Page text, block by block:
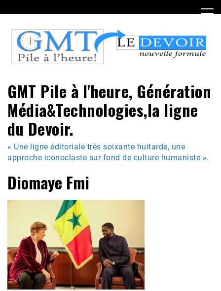
to
content
GMT Pile à l'heure, Génération
Média&Technologies,la ligne
du Devoir.
« Une ligne éditoriale très soixante huitarde, une
approche iconoclaste sur fond de culture humaniste ».
Diomaye Fmi